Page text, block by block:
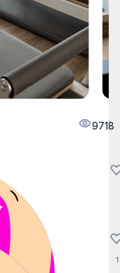
9718
1